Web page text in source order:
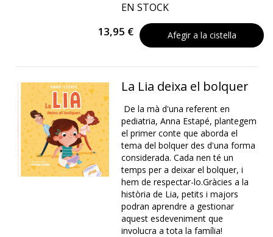
EN STOCK
13,95 € Afegir a la cistella
La Lia deixa el bolquer
De la mà d'una referent en
pediatria, Anna Estapé, plantegem
el primer conte que aborda el
tema del bolquer des d'una forma
considerada. Cada nen té un
temps per a deixar el bolquer, i
hem de respectar-lo.Gràcies a la
història de Lia, petits i majors
podran aprendre a gestionar
aquest esdeveniment que
involucra a tota la família!